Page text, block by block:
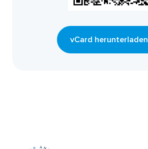
vCard herunterladen